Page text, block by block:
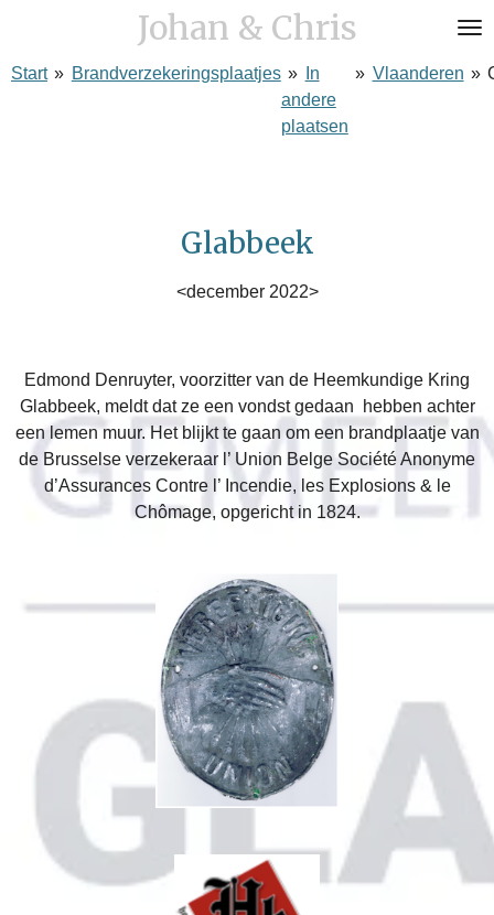
naar
Johan & Chris
Start » Brandverzekeringsplaatjes »
In
andere
plaatsen
» Vlaanderen »
Glabbeek
<december 2022>
Edmond Denruyter, voorzitter van de Heemkundige Kring
Glabbeek, meldt dat ze een vondst gedaan
hebben achter
een lemen muur. Het blijkt te gaan om een brandplaatje van
de Brusselse verzekeraar l’ Union Belge Société Anonyme
d’Assurances Contre l’ Incendie, les Explosions & le
Chômage, opgericht in 1824.